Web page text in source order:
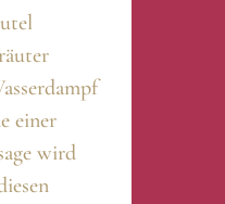
einer
wird